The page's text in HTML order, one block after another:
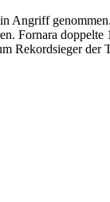
Angriff
Fornara
Rekordsieger der